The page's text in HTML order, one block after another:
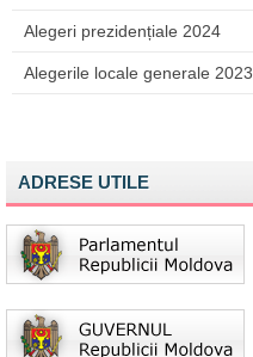
Alegeri prezidențiale 2024
Alegerile locale generale 2023
ADRESE UTILE